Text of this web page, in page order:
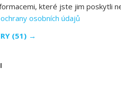
Urbanokteré jste jim poskytli
osobních údajů
(51) →